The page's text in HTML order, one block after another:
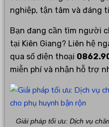
nghiệp, tận tâm và đáng
Bạn đang cần tìm người
tại Kiên Giang? Liên hệ
qua số điện thoại
miễn phí và nhận hỗ trợ
Giải pháp tối ưu: Dịch vụ